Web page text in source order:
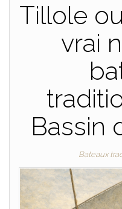
Tillole
vrai
Bassin
Bateaux